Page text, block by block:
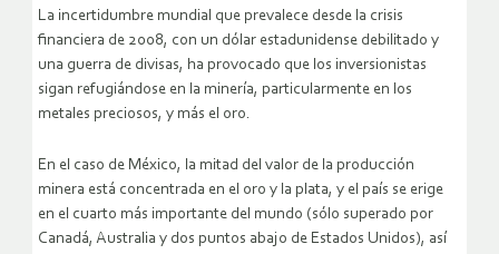
La incertidumbre mundial que prevalece desde la crisis
financiera de 2008, con un dólar estadunidense debilitado y
una guerra de divisas, ha provocado que los inversionistas
sigan refugiándose en la minería, particularmente en los
metales preciosos, y más el oro.
En el caso de México, la mitad del valor de la producción
minera está concentrada en el oro y la plata, y el país se erige
en el cuarto más importante del mundo (sólo superado por
Canadá, Australia y dos puntos abajo de Estados Unidos), así